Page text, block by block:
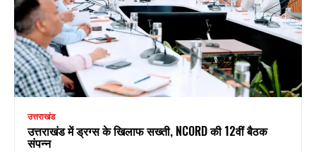
उत्तराखंड
उत्तराखंड में ड्रग्स के खिलाफ सख्ती, NCORD की 12वीं बैठक
संपन्न